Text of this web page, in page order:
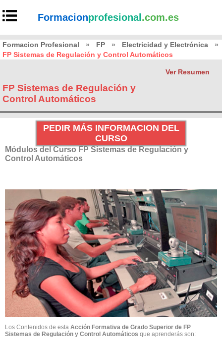
Formacionprofesional .com.es
Formacion Profesional » FP » Electricidad y Electrónica
»
FP Sistemas de Regulación y Control Automáticos
Ver Resumen
FP Sistemas de Regulación y
Control Automáticos
PEDIR MÁS INFORMACION DEL
CURSO
Módulos del Curso FP Sistemas de Regulación y
Control Automáticos
Los Contenidos de esta Acción Formativa de Grado Superior de FP
Sistemas de Regulación y Control Automáticos que aprenderás son: